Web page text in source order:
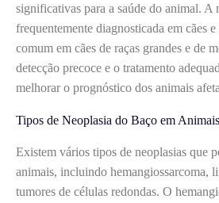
significativas para a saúde do animal. A
frequentemente diagnosticada em cães
comum em cães de raças grandes e de
detecção precoce e o tratamento
melhorar o prognóstico dos animais
Tipos de Neoplasia do Baço em Animais
Existem vários tipos de neoplasias que
animais, incluindo hemangiossarcoma,
tumores de células redondas. O